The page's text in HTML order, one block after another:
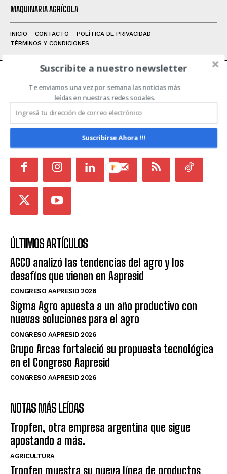
Leí y acepto laPolítica de Privacidad
MAQUINARIA AGRÍCOLA
INICIO CONTACTO
POLÍTICA DE PRIVACIDAD
TÉRMINOS Y CONDICIONES
ACERCA DE NOSOTROS
Noticias de Campo es un medio independiente
focalizado en Redes Sociales que intenta aglutinar
todas las noticias del sector en un sólo lugar.
ÚLTIMOS ARTÍCULOS
AGCO analizó las tendencias del agro y los
desafíos que vienen en Aapresid
CONGRESO AAPRESID 2026
Sigma Agro apuesta a un año productivo con
nuevas soluciones para el agro
CONGRESO AAPRESID 2026
Grupo Arcas fortaleció su propuesta tecnológica
en el Congreso Aapresid
CONGRESO AAPRESID 2026
NOTAS MÁS LEÍDAS
Tropfen, otra empresa argentina que sigue
apostando a más.
AGRICULTURA
Tropfen muestra su nueva línea de productos
Suscribite a nuestro newsletter
Te enviamos una vez por semana las noticias más
leídas en nuestras redes sociales.
Suscribirse Ahora !!!